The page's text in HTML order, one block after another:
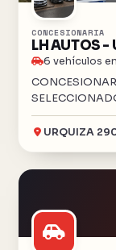
CONCESIONARIA
LH AUTOS
6 vehículos
URQUIZA